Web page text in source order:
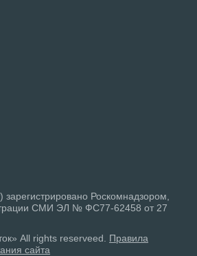
зарегистрировано Роскомнадзором,
СМИ ЭЛ № ФС77-62458 от 27
All rights reserveed. Правила
сайта